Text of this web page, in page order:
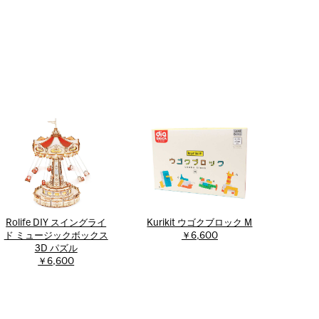
Rolife DIY スイングライ
ド ミュージックボックス
3D パズル
￥6,600
Kurikit ウゴクブロック M
￥6,600